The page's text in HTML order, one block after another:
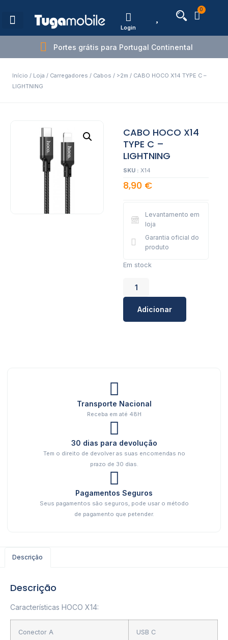
Login
0
Portes grátis para Portugal Continental
Início / Loja / Carregadores / Cabos / >2m / CABO HOCO X14 TYPE C –
LIGHTNING
CABO HOCO X14
TYPE C –
LIGHTNING
SKU :X14
8,90 €
Levantamento em
loja
Garantia oficial do
produto
Em stock
Adicionar
Transporte Nacional
Receba em até 48H
30 dias para devolução
Tem o direito de devolver as suas encomendas no
prazo de 30 dias.
Pagamentos Seguros
Seus pagamentos são seguros, pode usar o método
de pagamento que petender.
Descrição
Descrição
Características HOCO X14:
Conector A USB C